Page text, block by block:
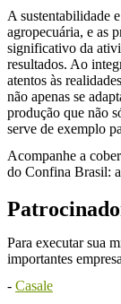
A sustentabilidade
agropecuária, e as
significativo da
resultados. Ao
atentos às
não apenas se
produção que não
serve de exemplo
Acompanhe a
do Confina Brasil:
Para executar sua
importantes
- Casale